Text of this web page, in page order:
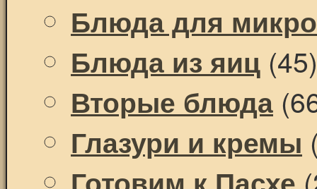
Блюда для
Блюда из яиц (45)
Вторые блюда
Глазури и кремы